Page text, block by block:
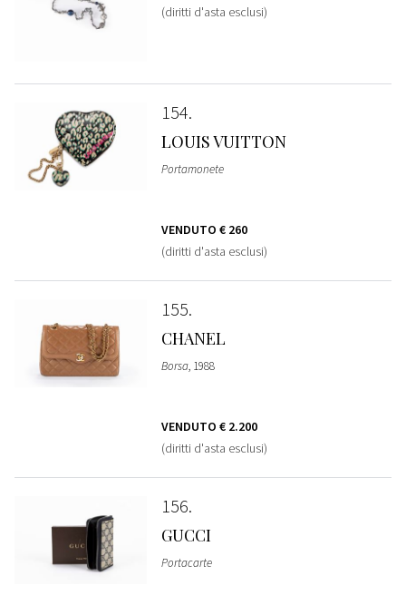
(diritti d'asta esclusi)
154
LOUIS VUITTON
Portamonete
VENDUTO € 260
(diritti d'asta esclusi)
155
CHANEL
Borsa, 1988
VENDUTO € 2.200
(diritti d'asta esclusi)
156
GUCCI
Portacarte